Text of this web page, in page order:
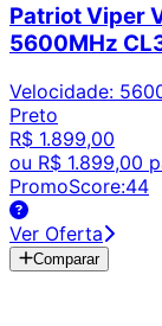
Patriot Viper
5600MHz
Velocidade:
Preto
R$ 1.899,00
ou R$ 1.899,00
PromoScore:44
Ver Oferta
Comparar